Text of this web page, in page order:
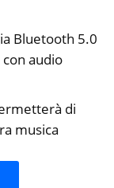
Bluetooth 5.0
audio
di
musica